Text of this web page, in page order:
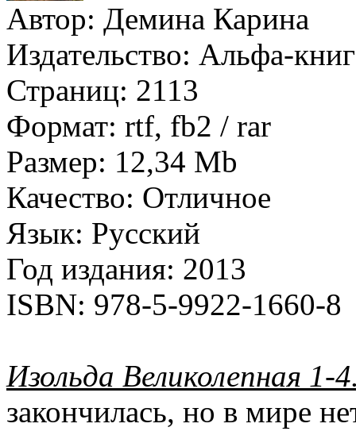
Автор: Демина Карина
Издательство: Альфа-
Страниц: 2113
Формат: rtf, fb2 / rar
Размер: 12,34 Mb
Качество: Отличное
Язык: Русский
Год издания: 2013
ISBN: 978-5-9922-1660-8
Изольда Великолепная 1-
закончилась, но в мире